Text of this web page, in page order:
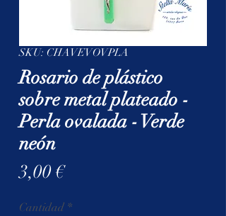
SKU: CHAVEVOVPLA
Rosario de plástico
sobre metal plateado -
Perla ovalada - Verde
neón
3,00 €Precio
Cantidad *